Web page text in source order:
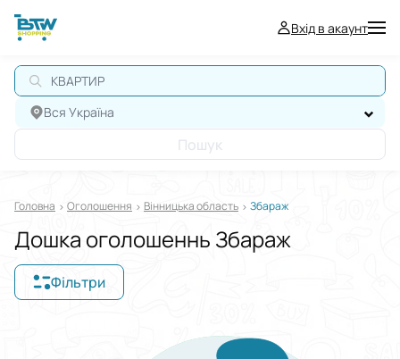
Вхід в акаунт
КВАРТИР
Вся Україна
Пошук
Головна Оголошення Вінницька область Збараж
Дошка оголошеннь Збараж
Фільтри